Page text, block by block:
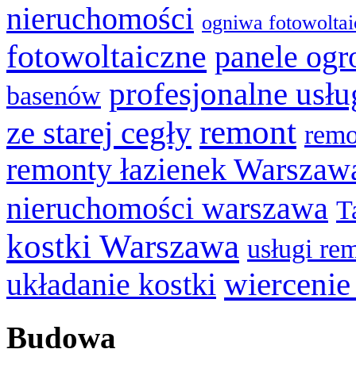
nieruchomości ogniwa
fotowoltaiczne panele
basenów profesjonalne
ze starej cegły remont
remonty łazienek
nieruchomości warszawa
kostki Warszawa usługi
układanie kostki
Budowa